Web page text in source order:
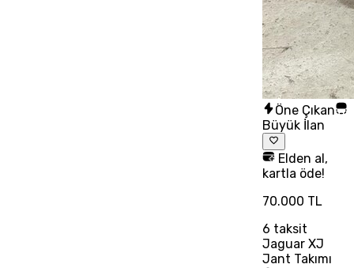
Öne Çıkan
Büyük İlan
Elden al,
kartla öde!
70.000 TL
6 taksit
Jaguar XJ
Jant Takımı